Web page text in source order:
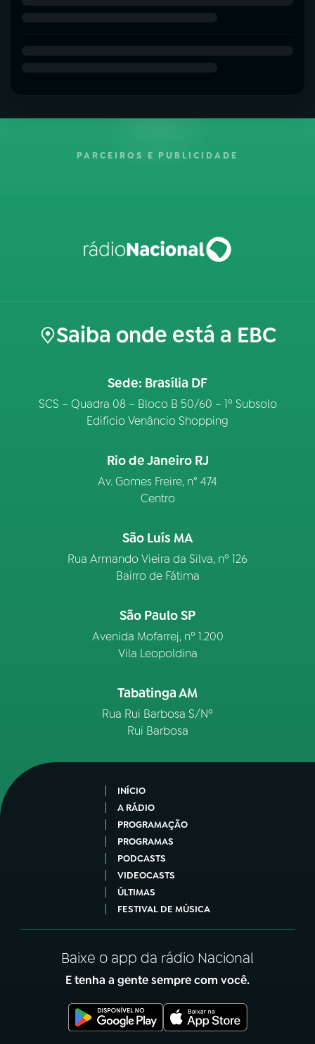
PARCEIROS E PUBLICIDADE
Saiba onde está a EBC
Sede: Brasília DF
SCS – Quadra 08 – Bloco B 50/60 – 1º Subsolo
Edifício Venâncio Shopping
Rio de Janeiro RJ
Av. Gomes Freire, n° 474
Centro
São Luís MA
Rua Armando Vieira da Silva, nº 126
Bairro de Fátima
São Paulo SP
Avenida Mofarrej, nº 1.200
Vila Leopoldina
Tabatinga AM
Rua Rui Barbosa S/Nº
Rui Barbosa
INÍCIO
A RÁDIO
PROGRAMAÇÃO
PROGRAMAS
PODCASTS
VIDEOCASTS
ÚLTIMAS
FESTIVAL DE MÚSICA
Baixe o app da rádio Nacional
E tenha a gente sempre com você.